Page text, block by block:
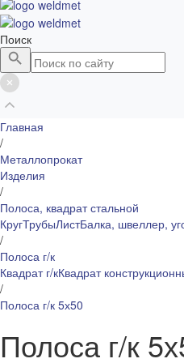
Поиск
Главная
/
Металлопрокат
Изделия
/
Полоса, квадрат стальной
КругТрубыЛистБалка, швеллер,
/
Полоса г/к
Квадрат г/кКвадрат
/
Полоса г/к 5х50
Полоса г/к